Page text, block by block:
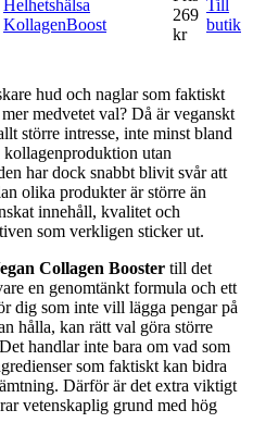
Helhetshälsa
KollagenBoost
269
kr
Till
butik
hud och naglar som faktiskt
medvetet val? Då är veganskt
större intresse, inte minst bland
utan
har dock snabbt blivit svår att
olika produkter är större än
innehåll, kvalitet och
som verkligen sticker ut.
Collagen Booster till det
en genomtänkt formula och ett
dig som inte vill lägga pengar på
hålla, kan rätt val göra större
handlar inte bara om vad som
som faktiskt kan bidra
Därför är det extra viktigt
vetenskaplig grund med hög